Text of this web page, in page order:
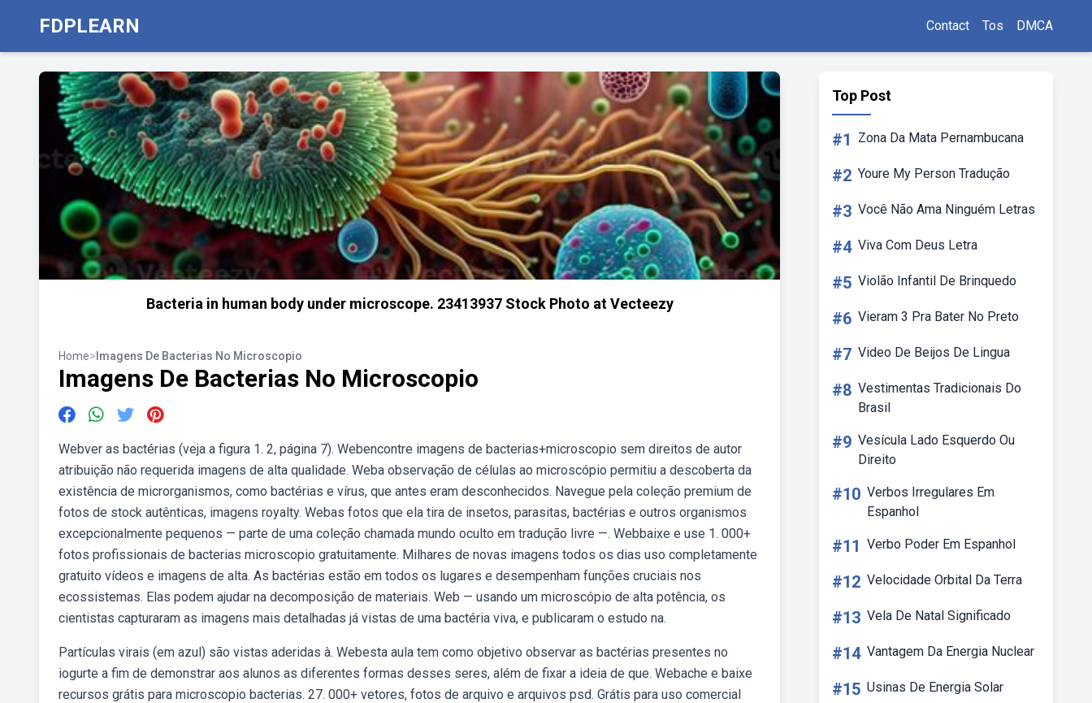
FDPLEARN Contact Tos DMCA
Bacteria in human body under microscope. 23413937 Stock Photo at Vecteezy
Home> Imagens De Bacterias No Microscopio
Imagens De Bacterias No Microscopio
Webver as bactérias (veja a figura 1. 2, página 7). Webencontre imagens de bacterias+microscopio sem direitos de autor
atribuição não requerida imagens de alta qualidade. Weba observação de células ao microscópio permitiu a descoberta da
existência de microrganismos, como bactérias e vírus, que antes eram desconhecidos. Navegue pela coleção premium de
fotos de stock autênticas, imagens royalty. Webas fotos que ela tira de insetos, parasitas, bactérias e outros organismos
excepcionalmente pequenos — parte de uma coleção chamada mundo oculto em tradução livre —. Webbaixe e use 1. 000+
fotos profissionais de bacterias microscopio gratuitamente. Milhares de novas imagens todos os dias uso completamente
gratuito vídeos e imagens de alta. As bactérias estão em todos os lugares e desempenham funções cruciais nos
ecossistemas. Elas podem ajudar na decomposição de materiais. Web — usando um microscópio de alta potência, os
cientistas capturaram as imagens mais detalhadas já vistas de uma bactéria viva, e publicaram o estudo na.
Partículas virais (em azul) são vistas aderidas à. Webesta aula tem como objetivo observar as bactérias presentes no
iogurte a fim de demonstrar aos alunos as diferentes formas desses seres, além de fixar a ideia de que. Webache e baixe
recursos grátis para microscopio bacterias. 27. 000+ vetores, fotos de arquivo e arquivos psd. Grátis para uso comercial
Top Post
#1 Zona Da Mata Pernambucana
#2 Youre My Person Tradução
#3 Você Não Ama Ninguém Letras
#4 Viva Com Deus Letra
#5 Violão Infantil De Brinquedo
#6 Vieram 3 Pra Bater No Preto
#7 Video De Beijos De Lingua
#8 Vestimentas Tradicionais Do
Brasil
#9 Vesícula Lado Esquerdo Ou
Direito
#10 Verbos Irregulares Em
Espanhol
#11 Verbo Poder Em Espanhol
#12 Velocidade Orbital Da Terra
#13 Vela De Natal Significado
#14 Vantagem Da Energia Nuclear
#15 Usinas De Energia Solar